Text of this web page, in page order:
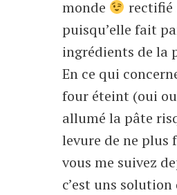
monde
rectifié
puisqu’elle fait
ingrédients de la
En ce qui
four éteint (oui
allumé la pâte
levure de ne plus
vous me suivez
c’est uns